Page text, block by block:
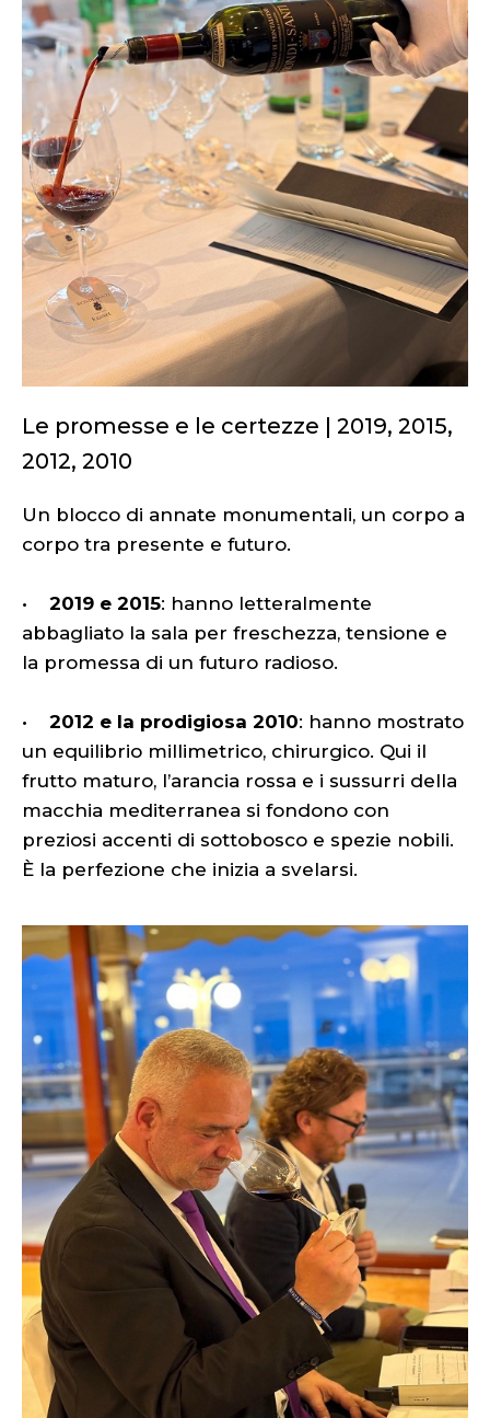
Le promesse e le certezze | 2019, 2015,
2012, 2010
Un blocco di annate monumentali, un corpo a
corpo tra presente e futuro.
• 2019 e 2015: hanno letteralmente
abbagliato la sala per freschezza, tensione e
la promessa di un futuro radioso.
• 2012 e la prodigiosa 2010: hanno mostrato
un equilibrio millimetrico, chirurgico. Qui il
frutto maturo, l’arancia rossa e i sussurri della
macchia mediterranea si fondono con
preziosi accenti di sottobosco e spezie nobili.
È la perfezione che inizia a svelarsi.